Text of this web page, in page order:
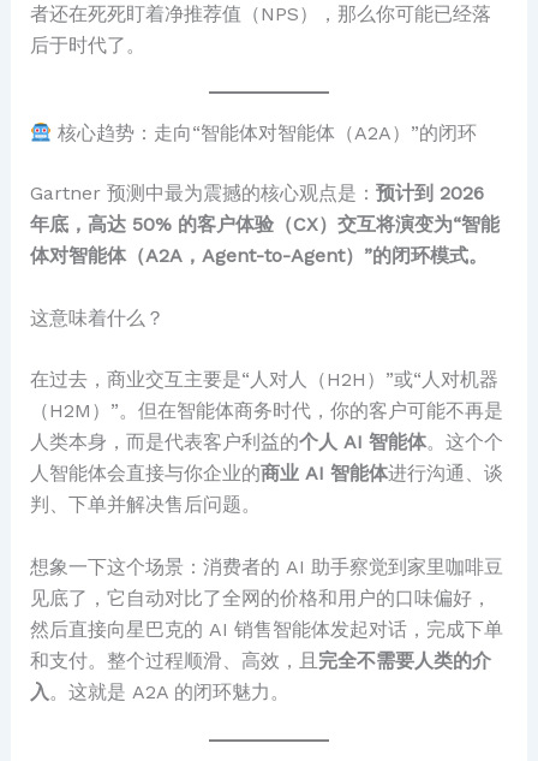
者还在死死盯着净推荐值（NPS），那么你可能已经落
后于时代了。
核心趋势：走向“智能体对智能体（A2A）”的闭环
Gartner 预测中最为震撼的核心观点是： 预计到 2026
年底，高达 50% 的客户体验（CX）交互将演变为“智能
体对智能体（A2A，Agent-to-Agent）”的闭环模式。
这意味着什么？
在过去，商业交互主要是“人对人（H2H）”或“人对机器
（H2M）”。但在智能体商务时代，你的客户可能不再是
人类本身，而是代表客户利益的个人 AI 智能体。这个个
人智能体会直接与你企业的商业 AI 智能体进行沟通、谈
判、下单并解决售后问题。
想象一下这个场景：消费者的 AI 助手察觉到家里咖啡豆
见底了，它自动对比了全网的价格和用户的口味偏好，
然后直接向星巴克的 AI 销售智能体发起对话，完成下单
和支付。整个过程顺滑、高效，且 完全不需要人类的介
入。这就是 A2A 的闭环魅力。